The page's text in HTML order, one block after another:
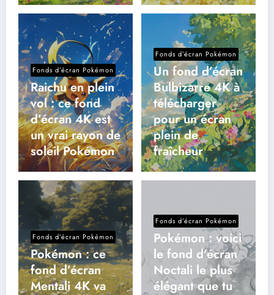
Fonds d’écran Pokémon
Raichu en plein
vol : ce fond
d’écran 4K est
un vrai rayon de
soleil Pokémon
Fonds d’écran Pokémon
Un fond d’écran
Bulbizarre 4K à
télécharger
pour un écran
plein de
fraîcheur
Fonds d’écran Pokémon
Pokémon : ce
fond d’écran
Mentali 4K va
Fonds d’écran Pokémon
Pokémon : voici
le fond d’écran
Noctali le plus
élégant que tu